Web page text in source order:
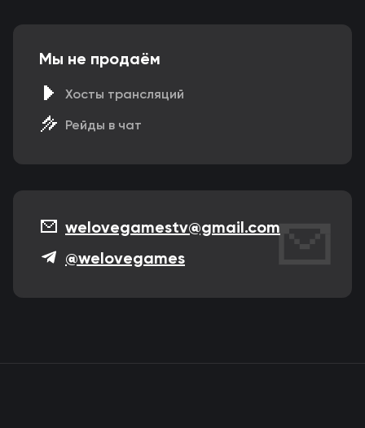
Мы не продаём
Хосты трансляций
Рейды в чат
welovegamestv@gmail.com
@welovegames